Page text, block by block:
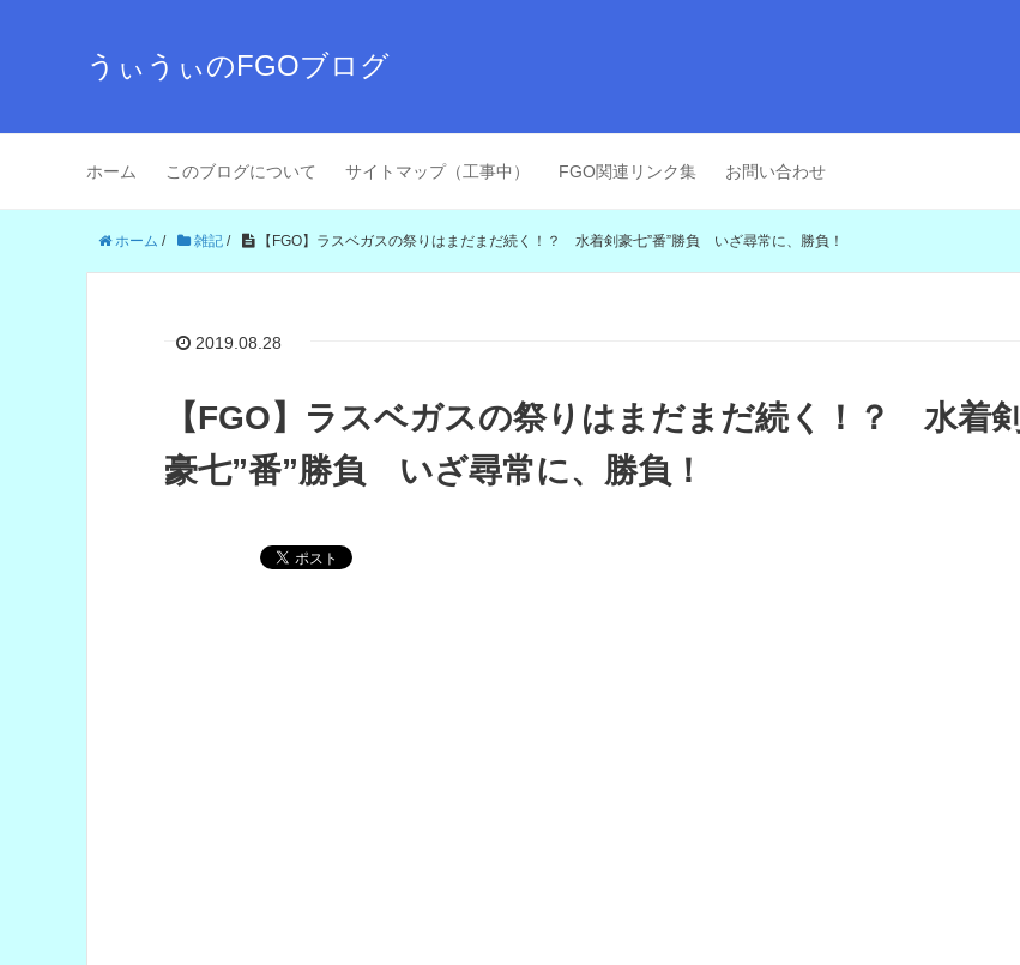
うぃうぃのFGOブログ
ホーム このブログについて サイトマップ（工事中） FGO関連リンク集 お問い合わせ
ホーム / 雑記 / 【FGO】ラスベガスの祭りはまだまだ続く！？ 水着剣豪七”番”勝負 いざ尋常に、勝負！
2019.08.28
【FGO】ラスベガスの祭りはまだまだ続く！？ 水着剣
豪七”番”勝負 いざ尋常に、勝負！